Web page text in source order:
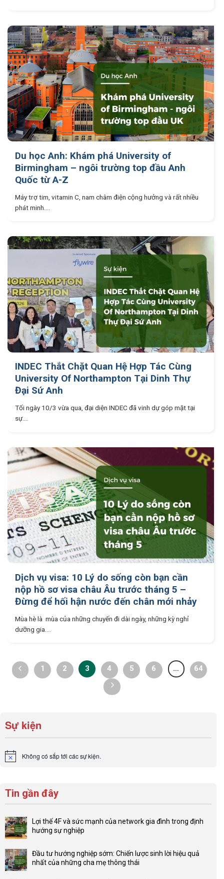
Du học Anh: Khám phá University of
Birmingham – ngôi trường top đầu Anh
Quốc từ A-Z
Máy trợ tim, vitamin C, nam châm điện cộng hưởng và rất nhiều
phát minh....
INDEC Thắt Chặt Quan Hệ Hợp Tác Cùng
University Of Northampton Tại Dinh Thự
Đại Sứ Anh
Tối ngày 10/3 vừa qua, đại diện INDEC đã vinh dự góp mặt tại
sự....
Dịch vụ visa: 10 Lý do sống còn bạn cần
nộp hồ sơ visa châu Âu trước tháng 5 –
Đừng để hối hận nước đến chân mới nhảy
Mùa hè là mùa của những chuyến đi dài ngày, những kỳ nghỉ
dưỡng gia....
1 2 3 4 5 6 … 64
Sự kiện
Notice Không có sắp tới các sự kiện.
Tin gần đây
Lợi thế 4F và sức mạnh của network gia đình trong định
hướng sự nghiệp
có
bình
luận
Đầu tư hướng nghiệp sớm: Chiến lược sinh lời hiệu quả
nhất của những cha mẹ thông thái